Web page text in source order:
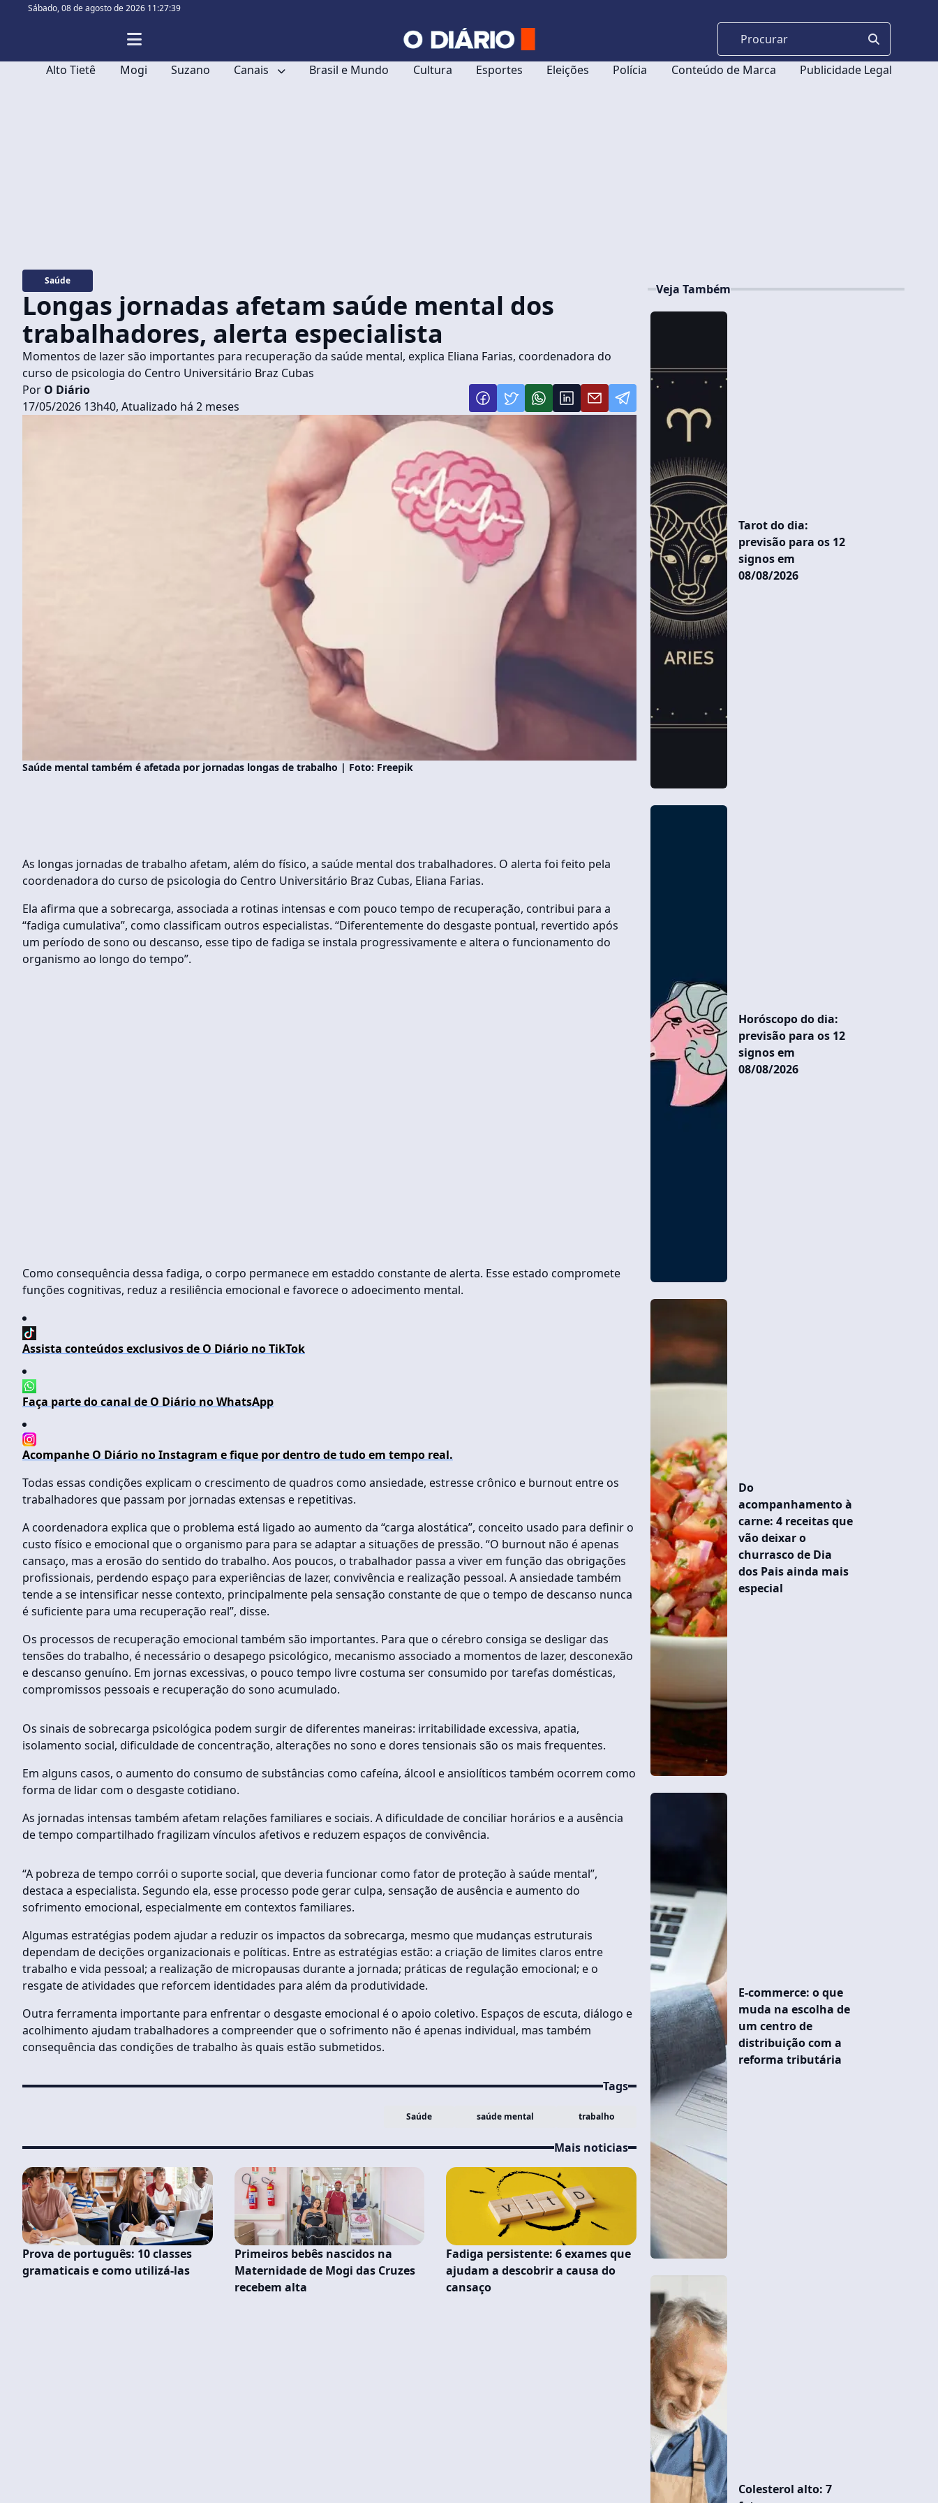
Sábado,08 de agosto de 2026 11:27:40
Alto Tietê Mogi Suzano Canais Brasil e Mundo Cultura Esportes Eleições Polícia Conteúdo de Marca Publicidade Legal
Saúde
Longas jornadas afetam saúde mental dos
trabalhadores, alerta especialista
Momentos de lazer são importantes para recuperação da saúde mental, explica Eliana Farias, coordenadora do
curso de psicologia do Centro Universitário Braz Cubas
Por O Diário
17/05/2026 13h40, Atualizado há 2 meses
Saúde mental também é afetada por jornadas longas de trabalho | Foto: Freepik
As longas jornadas de trabalho afetam, além do físico, a saúde mental dos trabalhadores. O alerta foi feito pela
coordenadora do curso de psicologia do Centro Universitário Braz Cubas, Eliana Farias.
Ela afirma que a sobrecarga, associada a rotinas intensas e com pouco tempo de recuperação, contribui para a
“fadiga cumulativa”, como classificam outros especialistas. “Diferentemente do desgaste pontual, revertido após
um período de sono ou descanso, esse tipo de fadiga se instala progressivamente e altera o funcionamento do
organismo ao longo do tempo”.
Como consequência dessa fadiga, o corpo permanece em estaddo constante de alerta. Esse estado compromete
funções cognitivas, reduz a resiliência emocional e favorece o adoecimento mental.
Assista conteúdos exclusivos de O Diário no TikTok
Faça parte do canal de O Diário no WhatsApp
Acompanhe O Diário no Instagram e fique por dentro de tudo em tempo real.
Todas essas condições explicam o crescimento de quadros como ansiedade, estresse crônico e burnout entre os
trabalhadores que passam por jornadas extensas e repetitivas.
A coordenadora explica que o problema está ligado ao aumento da “carga alostática”, conceito usado para definir o
custo físico e emocional que o organismo para para se adaptar a situações de pressão. “O burnout não é apenas
cansaço, mas a erosão do sentido do trabalho. Aos poucos, o trabalhador passa a viver em função das obrigações
profissionais, perdendo espaço para experiências de lazer, convivência e realização pessoal. A ansiedade também
tende a se intensificar nesse contexto, principalmente pela sensação constante de que o tempo de descanso nunca
é suficiente para uma recuperação real”, disse.
Os processos de recuperação emocional também são importantes. Para que o cérebro consiga se desligar das
tensões do trabalho, é necessário o desapego psicológico, mecanismo associado a momentos de lazer, desconexão
e descanso genuíno. Em jornas excessivas, o pouco tempo livre costuma ser consumido por tarefas domésticas,
compromissos pessoais e recuperação do sono acumulado.
Os sinais de sobrecarga psicológica podem surgir de diferentes maneiras: irritabilidade excessiva, apatia,
isolamento social, dificuldade de concentração, alterações no sono e dores tensionais são os mais frequentes.
Em alguns casos, o aumento do consumo de substâncias como cafeína, álcool e ansiolíticos também ocorrem como
forma de lidar com o desgaste cotidiano.
As jornadas intensas também afetam relações familiares e sociais. A dificuldade de conciliar horários e a ausência
de tempo compartilhado fragilizam vínculos afetivos e reduzem espaços de convivência.
“A pobreza de tempo corrói o suporte social, que deveria funcionar como fator de proteção à saúde mental”,
destaca a especialista. Segundo ela, esse processo pode gerar culpa, sensação de ausência e aumento do
sofrimento emocional, especialmente em contextos familiares.
Algumas estratégias podem ajudar a reduzir os impactos da sobrecarga, mesmo que mudanças estruturais
dependam de decições organizacionais e políticas. Entre as estratégias estão: a criação de limites claros entre
trabalho e vida pessoal; a realização de micropausas durante a jornada; práticas de regulação emocional; e o
resgate de atividades que reforcem identidades para além da produtividade.
Outra ferramenta importante para enfrentar o desgaste emocional é o apoio coletivo. Espaços de escuta, diálogo e
acolhimento ajudam trabalhadores a compreender que o sofrimento não é apenas individual, mas também
consequência das condições de trabalho às quais estão submetidos.
Tags
Saúde saúde mental trabalho
Mais noticias
Prova de português: 10 classes
gramaticais e como utilizá-las
Primeiros bebês nascidos na
Maternidade de Mogi das Cruzes
recebem alta
Fadiga persistente: 6 exames que
ajudam a descobrir a causa do
cansaço
Veja Também
Tarot do dia:
previsão para os 12
signos em
08/08/2026
Horóscopo do dia:
previsão para os 12
signos em
08/08/2026
Do
acompanhamento à
carne: 4 receitas que
vão deixar o
churrasco de Dia
dos Pais ainda mais
especial
E-commerce: o que
muda na escolha de
um centro de
distribuição com a
reforma tributária
Colesterol alto: 7